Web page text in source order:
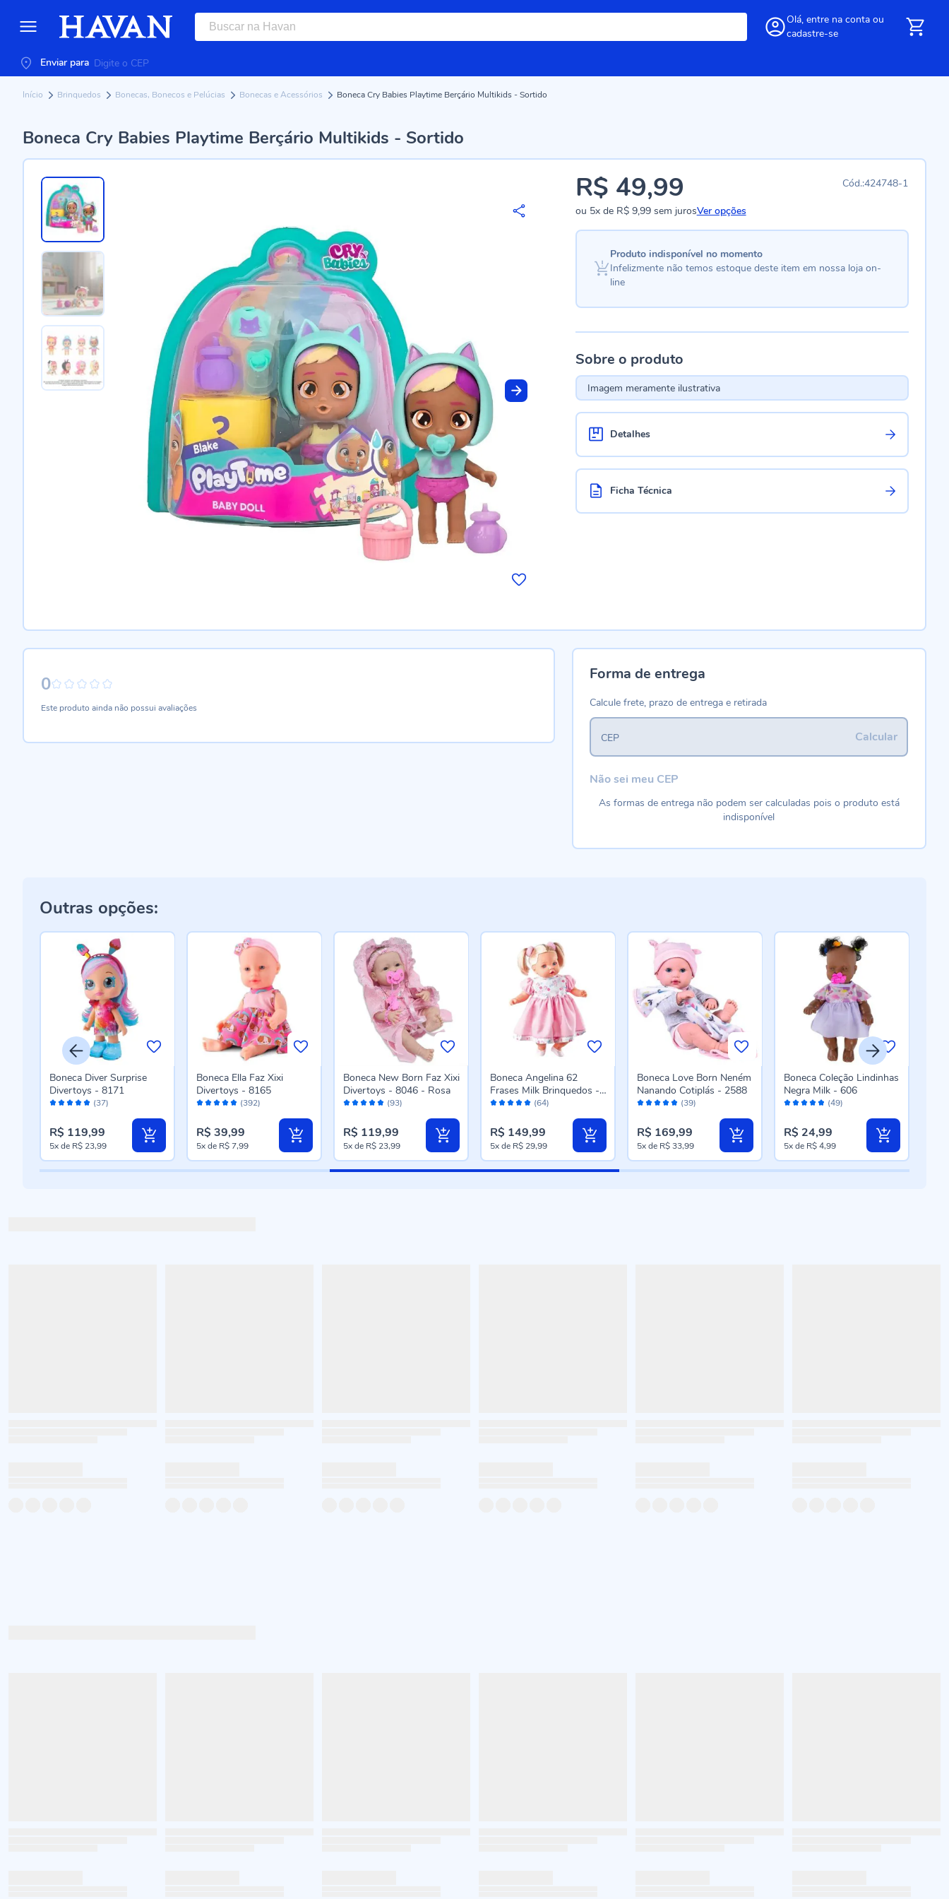
Olá, entre na conta ou
cadastre-se
Enviar para
Início Brinquedos Bonecas, Bonecos e Pelúcias Bonecas e Acessórios Boneca Cry Babies Playtime Berçário Multikids - Sortido
Boneca Cry Babies Playtime Berçário Multikids - Sortido
424748-1
R$ 49,99
ou 5xde R$ 9,99sem jurosVer opções
Produto indisponível no momento
Infelizmente não temos estoque deste item em nossa loja on-
line
Sobre o produto
Imagem meramente ilustrativa
Detalhes
Ficha Técnica
0
Este produto ainda não possui avaliações
Forma de entrega
Calcule frete, prazo de entrega e retirada
Calcular
CEP
Não sei meu CEP
As formas de entrega não podem ser calculadas pois o produto está
indisponível
Outras opções:
Avaliação: (37)
Boneca Diver Surprise
Divertoys - 8171
R$ 119,99
5xde R$ 23,99
Avaliação: (392)
Boneca Ella Faz Xixi
Divertoys - 8165
R$ 39,99
5xde R$ 7,99
Avaliação: (93)
Boneca New Born Faz Xixi
Divertoys - 8046 - Rosa
R$ 119,99
5xde R$ 23,99
Avaliação: (64)
Boneca Angelina 62
Frases Milk Brinquedos -
211
R$ 149,99
5xde R$ 29,99
Avaliação: (39)
Boneca Love Born Neném
Nanando Cotiplás - 2588
R$ 169,99
5xde R$ 33,99
Avaliação: (49)
Boneca Coleção Lindinhas
Negra Milk - 606
R$ 24,99
5xde R$ 4,99